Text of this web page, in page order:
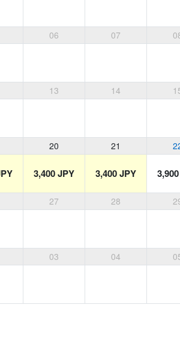
06 07
13 14
20 21
3,400 JPY 3,400 JPY
27 28
03 04